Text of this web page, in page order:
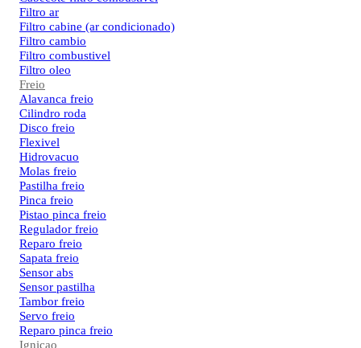
Filtro ar
Filtro cabine (ar condicionado)
Filtro cambio
Filtro combustivel
Filtro oleo
Freio
Alavanca freio
Cilindro roda
Disco freio
Flexivel
Hidrovacuo
Molas freio
Pastilha freio
Pinca freio
Pistao pinca freio
Regulador freio
Reparo freio
Sapata freio
Sensor abs
Sensor pastilha
Tambor freio
Servo freio
Reparo pinca freio
Ignicao